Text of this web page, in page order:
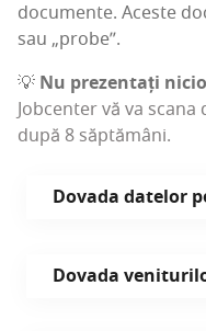
docu­men­te. Aces­te
sau „pro­be”.
💡 Nu pre­zen­tați
Job­cen­ter vă va
după 8 săptămâni.
Dova­da date­lor
Dova­da